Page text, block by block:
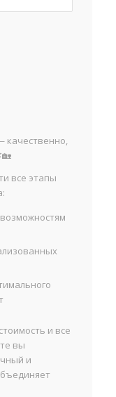
качественно,
все этапы
и все
вы
и